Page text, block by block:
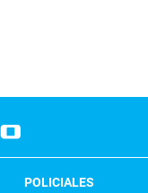
POLICIALES